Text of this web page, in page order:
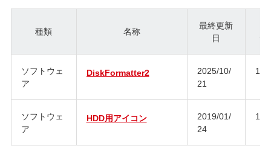
種類 名称
最終更新
日
ジ
ソフトウェ
ア
DiskFormatter2
2025/10/
21
ソフトウェ
ア
HDD用アイコン
2019/01/
24